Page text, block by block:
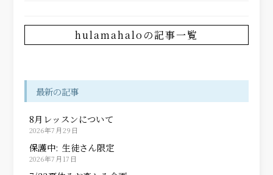
hulamahaloの記事一覧
最新の記事
8月レッスンについて
2026年7月29日
保護中: 生徒さん限定
2026年7月17日